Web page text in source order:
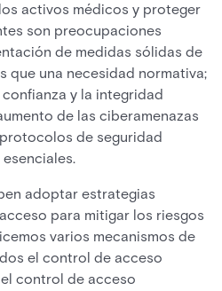
activos médicos y proteger
son preocupaciones
de medidas sólidas de
que una necesidad normativa;
y la integridad
de las ciberamenazas
de seguridad
adoptar estrategias
para mitigar los riesgos
varios mecanismos de
el control de acceso
control de acceso